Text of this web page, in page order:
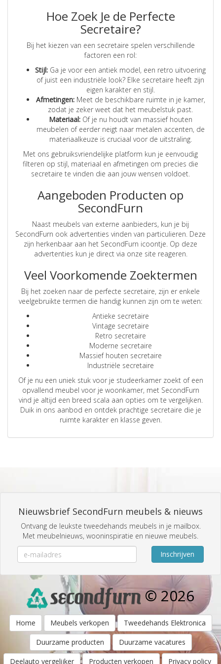
Hoe Zoek Je de Perfecte
Secretaire?
Bij het kiezen van een secretaire spelen verschillende
factoren een rol:
Stijl: Ga je voor een antiek model, een retro uitvoering
of juist een industriële look? Elke secretaire heeft zijn
eigen karakter en stijl.
Afmetingen:Meet de beschikbare ruimte in je kamer,
zodat je zeker weet dat het meubelstuk past.
Materiaal:Of je nu houdt van massief houten
meubelen of eerder neigt naar metalen accenten, de
materiaalkeuze is cruciaal voor de uitstraling.
Met ons gebruiksvriendelijke platform kun je eenvoudig
filteren op stijl, materiaal en afmetingen om precies die
secretaire te vinden die aan jouw wensen voldoet.
Aangeboden Producten op
SecondFurn
Naast meubels van externe aanbieders, kun je bij
SecondFurn ook advertenties vinden van particulieren. Deze
zijn herkenbaar aan het SecondFurn icoontje. Op deze
advertenties kun je direct via onze site reageren.
Veel Voorkomende Zoektermen
Bij het zoeken naar de perfecte secretaire, zijn er enkele
veelgebruikte termen die handig kunnen zijn om te weten:
Antieke secretaire
Vintage secretaire
Retro secretaire
Moderne secretaire
Massief houten secretaire
Industriële secretaire
Of je nu een uniek stuk voor je studeerkamer zoekt of een
opvallend meubel voor je woonkamer, met SecondFurn
vind je altijd een breed scala aan opties om te vergelijken.
Duik in ons aanbod en ontdek prachtige secretaire die je
ruimte karakter en klasse geven.
Nieuwsbrief SecondFurn meubels & nieuws
Ontvang de leukste tweedehands meubels in je mailbox.
Met meubelnieuws, wooninspiratie en nieuwe meubels.
Inschrijven
© 2026
Home Meubels verkopen Tweedehands Elektronica
Duurzame producten Duurzame vacatures
Deelauto vergelijker Producten verkopen Privacy policy